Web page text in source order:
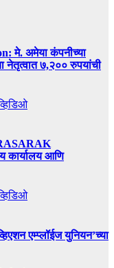
मे. अमेया कंपनीच्या
नेतृत्वात ७,२०० रुपयांची
कार्यालय आणि
एम्प्लॉईज युनियन’च्या